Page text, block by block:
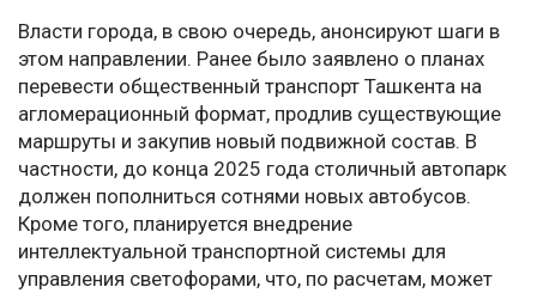
Власти города, в свою очередь, анонсируют шаги в
этом направлении. Ранее было заявлено о планах
перевести общественный транспорт Ташкента на
агломерационный формат, продлив существующие
маршруты и закупив новый подвижной состав. В
частности, до конца 2025 года столичный автопарк
должен пополниться сотнями новых автобусов.
Кроме того, планируется внедрение
интеллектуальной транспортной системы для
управления светофорами, что, по расчетам, может